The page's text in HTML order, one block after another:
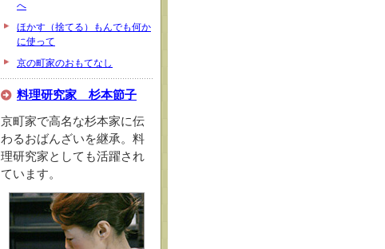
へ
ほかす（捨てる）もんでも何か
に使って
京の町家のおもてなし
料理研究家 杉本節子
京町家で高名な杉本家に伝
わるおばんざいを継承。料
理研究家としても活躍され
ています。